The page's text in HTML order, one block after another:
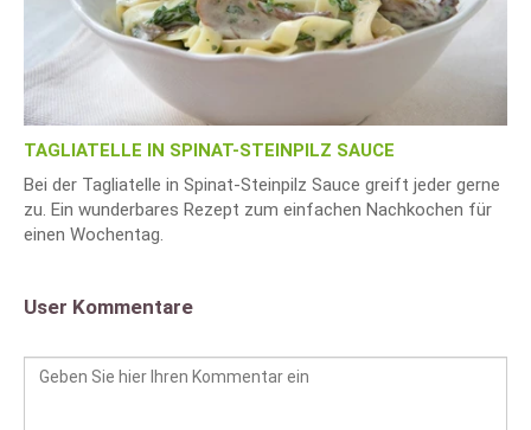
TAGLIATELLE IN SPINAT-STEINPILZ SAUCE
Bei der Tagliatelle in Spinat-Steinpilz Sauce greift jeder gerne
zu. Ein wunderbares Rezept zum einfachen Nachkochen für
einen Wochentag.
User Kommentare